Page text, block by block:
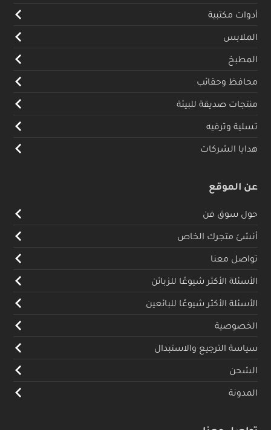
أدوات مكتبية
الملابس
المطبخ
محافظ وحقائب
منتجات صديقة للبيئة
تسلية وترفيه
هدايا الشركات
عن الموقع
حول سوق فن
أنشئ متجرك الخاص
تواصل معنا
الأسئلة الأكثر شيوعًا للزبائن
الأسئلة الأكثر شيوعًا للبائعين
الخصوصية
سياسة الترجيع والاستبدال
الشحن
المدونة